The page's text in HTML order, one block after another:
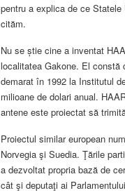
pentru a explica de ce
cităm.
Nu se știe cine a inventat
localitatea Gakone. El constă
demarat în 1992 la Institutul
milioane de dolari anual.
antene este proiectat să
Proiectul similar european
Norvegia şi Suedia. Ţările
a dezvoltat propria bază de
cât şi deputaţi ai